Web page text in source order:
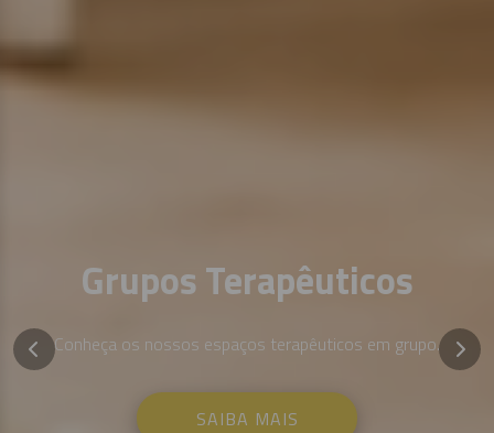
Grupos Terapêuticos
Conheça os nossos espaços terapêuticos em grupo.
SAIBA MAIS